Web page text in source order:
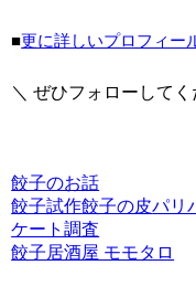
■更に詳しいプロフィー
＼ ぜひフォローしてく
餃子のお話
餃子試作餃子の皮パリ
ケート調査
餃子居酒屋 モモタロ